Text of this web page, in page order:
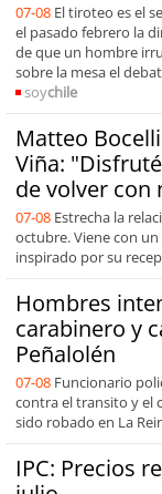
07-08 El tiroteo es el
el pasado febrero la
de que un hombre
sobre la mesa el
soychile
Matteo
Viña:
de volver con
07-08 Estrecha la
octubre. Viene con
inspirado por su
Hombres
carabinero y
Peñalolén
07-08 Funcionario
contra el transito y el
sido robado en La
IPC: Precios